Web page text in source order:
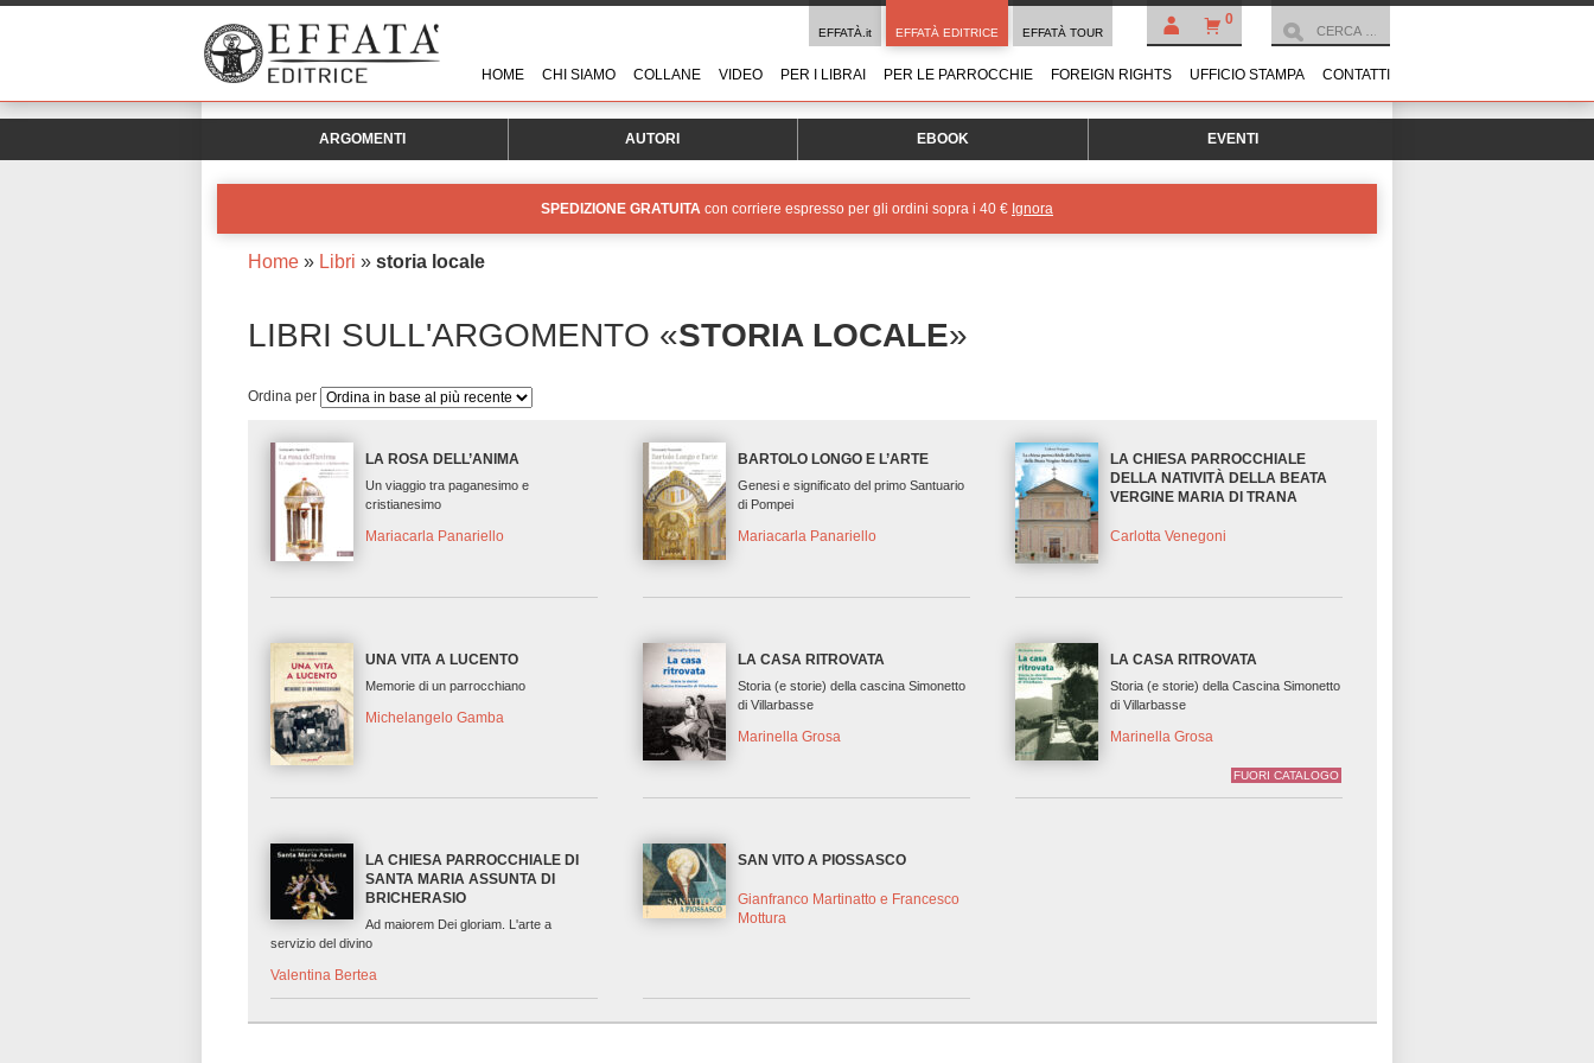
0
EFFATÀ.it EFFATÀ EDITRICE EFFATÀ TOUR
HOME CHI SIAMO COLLANE VIDEO PER I LIBRAI PER LE PARROCCHIE FOREIGN RIGHTS UFFICIO STAMPA CONTATTI
ARGOMENTI AUTORI EBOOK EVENTI
SPEDIZIONE GRATUITA con corriere espresso per gli ordini sopra i 40 € Ignora
Home » Libri » storia locale
LIBRI SULL'ARGOMENTO «STORIA LOCALE»
Ordina per
LA ROSA DELL’ANIMA
Un viaggio tra paganesimo e
cristianesimo
Mariacarla Panariello
BARTOLO LONGO E L’ARTE
Genesi e significato del primo Santuario
di Pompei
Mariacarla Panariello
LA CHIESA PARROCCHIALE
DELLA NATIVITÀ DELLA BEATA
VERGINE MARIA DI TRANA
Carlotta Venegoni
UNA VITA A LUCENTO
Memorie di un parrocchiano
Michelangelo Gamba
LA CASA RITROVATA
Storia (e storie) della cascina Simonetto
di Villarbasse
Marinella Grosa
LA CASA RITROVATA
Storia (e storie) della Cascina Simonetto
di Villarbasse
Marinella Grosa
FUORI CATALOGO
LA CHIESA PARROCCHIALE DI
SANTA MARIA ASSUNTA DI
BRICHERASIO
Ad maiorem Dei gloriam. L'arte a
servizio del divino
Valentina Bertea
SAN VITO A PIOSSASCO
Gianfranco Martinatto e Francesco
Mottura